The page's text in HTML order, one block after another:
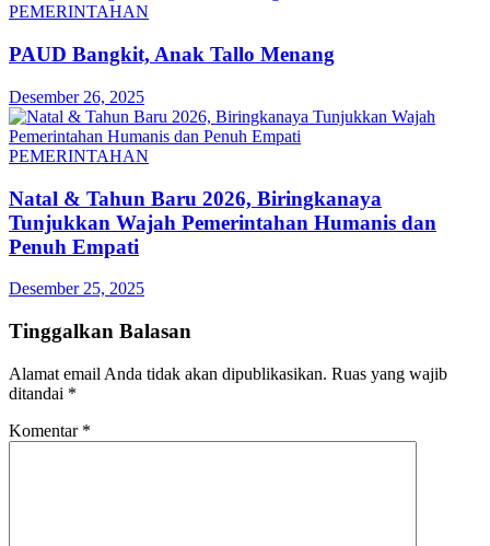
PEMERINTAHAN
PAUD Bangkit, Anak Tallo Menang
Desember 26, 2025
PEMERINTAHAN
Natal & Tahun Baru 2026, Biringkanaya
Tunjukkan Wajah Pemerintahan Humanis dan
Penuh Empati
Desember 25, 2025
Tinggalkan Balasan
Alamat email Anda tidak akan dipublikasikan. Ruas yang wajib
ditandai *
Komentar *